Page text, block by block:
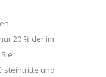
20 % der im
und